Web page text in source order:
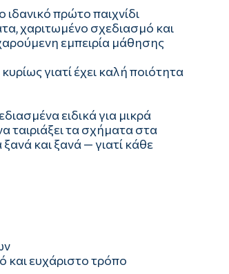
πρώτο παιχνίδι
χαριτωμένο σχεδιασμό και
εμπειρία μάθησης
γιατί έχει καλή ποιότητα
ειδικά για μικρά
ταιριάξει τα σχήματα στα
και ξανά — γιατί κάθε
και ευχάριστο τρόπο